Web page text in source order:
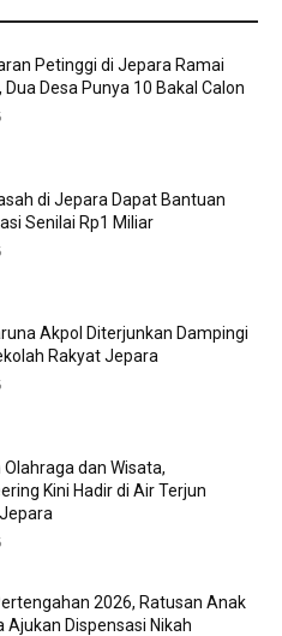
Petinggi di Jepara Ramai
Dua Desa Punya 10 Bakal Calon
di Jepara Dapat Bantuan
Senilai Rp1 Miliar
Akpol Diterjunkan Dampingi
Rakyat Jepara
Olahraga dan Wisata,
Kini Hadir di Air Terjun
2026, Ratusan Anak
Ajukan Dispensasi Nikah